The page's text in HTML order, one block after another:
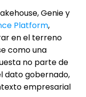
Genie y
Platform,
en el terreno
como una
no parte de
dato gobernado,
empresarial